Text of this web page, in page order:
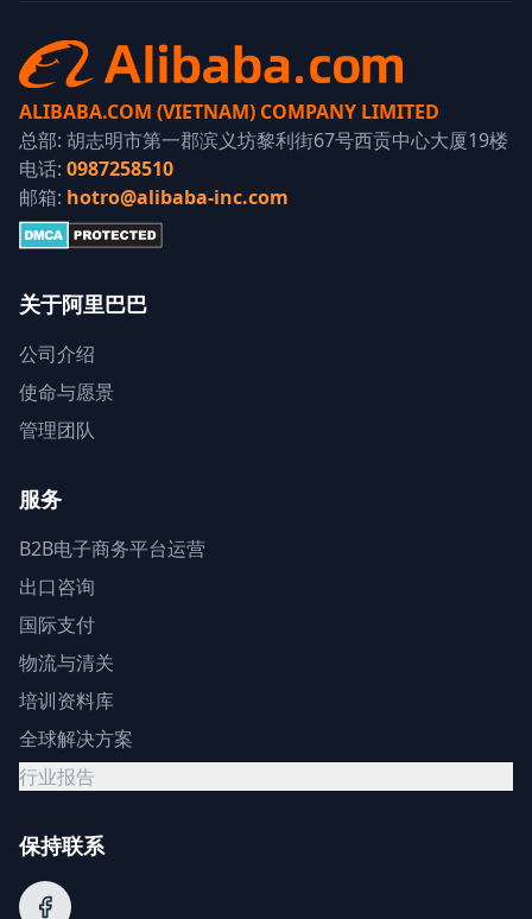
ALIBABA.COM (VIETNAM) COMPANY LIMITED
总部: 胡志明市第一郡滨义坊黎利街67号西贡中心大厦19楼
电话: 0987258510
邮箱: hotro@alibaba-inc.com
关于阿里巴巴
公司介绍
使命与愿景
管理团队
服务
B2B电子商务平台运营
出口咨询
国际支付
物流与清关
培训资料库
全球解决方案
行业报告
保持联系